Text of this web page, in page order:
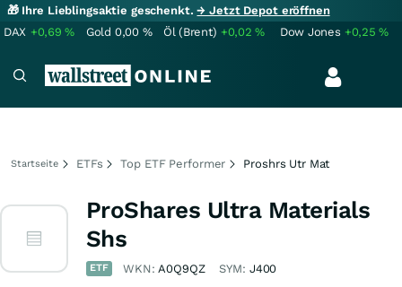
🎁 Ihre Lieblingsaktie geschenkt.→ Jetzt Depot eröffnen
DAX +0,69% Gold 0,00 % Öl (Brent) +0,02% Dow Jones +0,25%
Startseite ETFs Top ETF Performer Proshrs Utr Mat
ProShares Ultra Materials
Shs
ETF WKN:A0Q9QZ SYM: J400